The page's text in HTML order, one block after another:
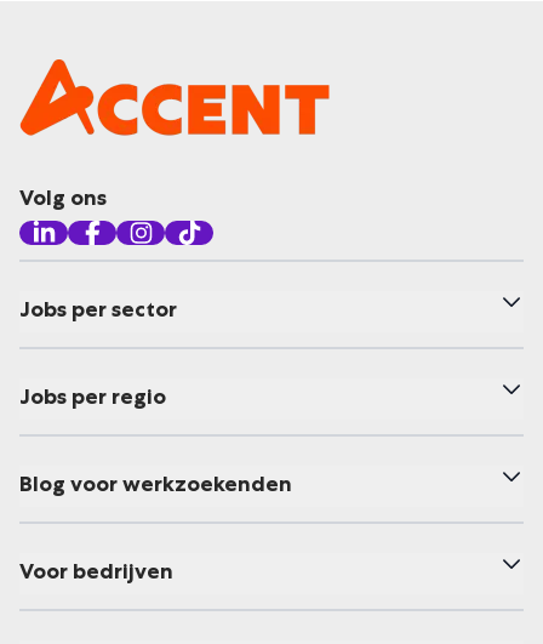
Volg ons
Jobs per sector
Jobs per regio
Blog voor werkzoekenden
Voor bedrijven